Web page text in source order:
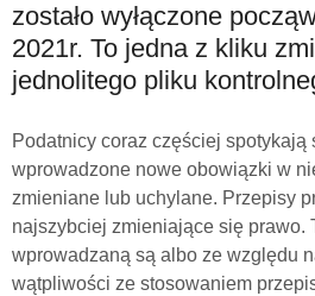
zostało wyłączone
2021r. To jedna z kliku
jednolitego pliku
Podatnicy coraz częściej spotykają
wprowadzone nowe obowiązki w
zmieniane lub uchylane. Przepisy
najszybciej zmieniające się prawo.
wprowadzaną są albo ze względu
wątpliwości ze stosowaniem